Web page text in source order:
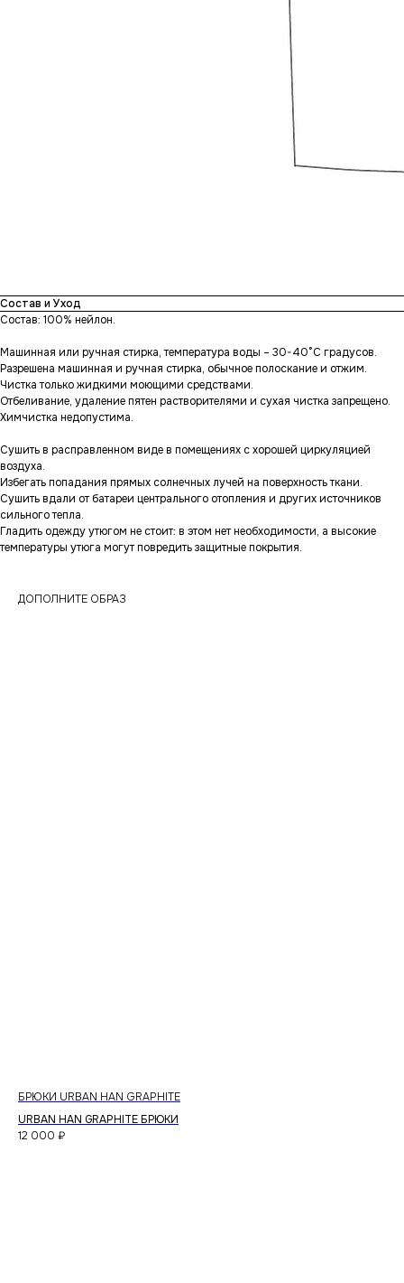
Состав и Уход
Состав: 100% нейлон.
Машинная или ручная стирка, температура воды – 30-40°С градусов.
Разрешена машинная и ручная стирка, обычное полоскание и отжим.
Чистка только жидкими моющими средствами.
Отбеливание, удаление пятен растворителями и сухая чистка запрещено.
Химчистка недопустима.
Сушить в расправленном виде в помещениях с хорошей циркуляцией
воздуха.
Избегать попадания прямых солнечных лучей на поверхность ткани.
Сушить вдали от батареи центрального отопления и других источников
сильного тепла.
Гладить одежду утюгом не стоит: в этом нет необходимости, а высокие
температуры утюга могут повредить защитные покрытия.
ДОПОЛНИТЕ ОБРАЗ
БРЮКИ URBAN HAN GRAPHITE
URBAN HAN GRAPHITE БРЮКИ
12 000 ₽